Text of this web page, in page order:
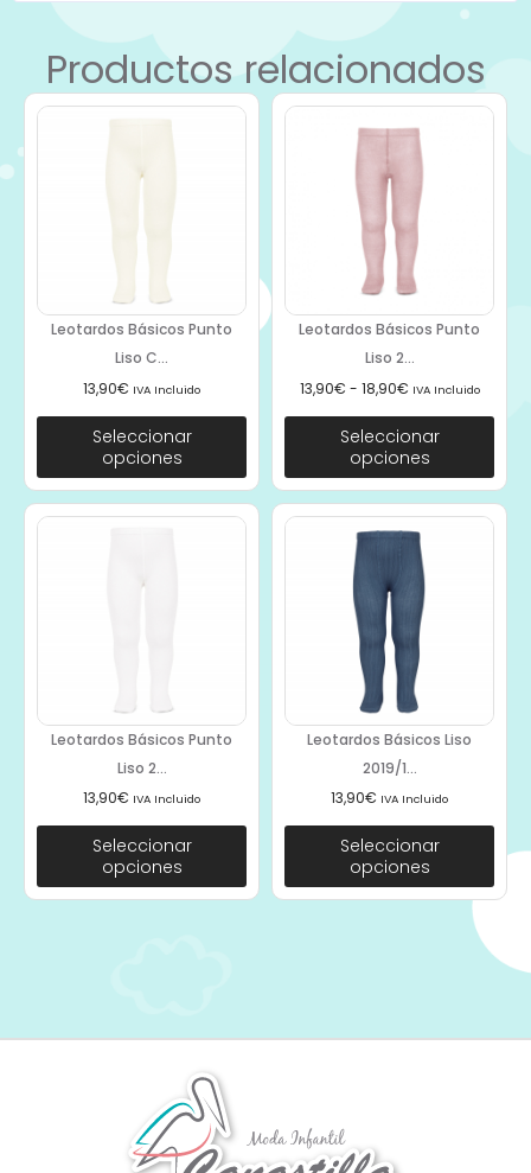
Productos relacionados
Leotardos Básicos Punto
Liso C...
13,90€ IVA Incluido
Seleccionar
opciones
Leotardos Básicos Punto
Liso 2...
13,90€ - 18,90€ IVA Incluido
Seleccionar
opciones
Leotardos Básicos Punto
Liso 2...
13,90€ IVA Incluido
Seleccionar
opciones
Leotardos Básicos Liso
2019/1...
13,90€ IVA Incluido
Seleccionar
opciones